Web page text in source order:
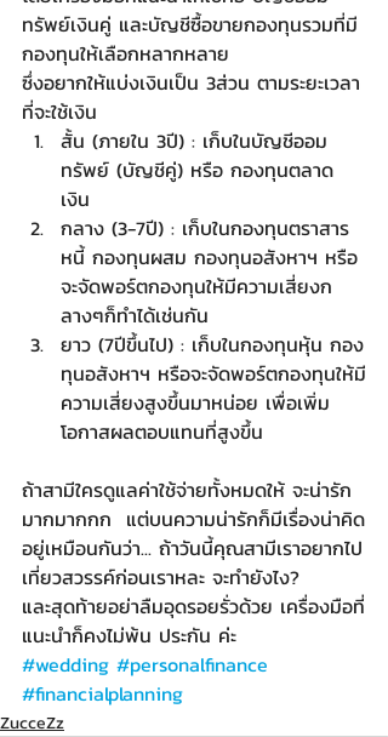
ทรัพย์เงินคู่ และบัญชีซื้อขายกองทุนรวมที่มี
กองทุนให้เลือกหลากหลาย
ซึ่งอยากให้แบ่งเงินเป็น 3ส่วน ตามระยะเวลา
ที่จะใช้เงิน
สั้น (ภายใน 3ปี) : เก็บในบัญชีออม
ทรัพย์ (บัญชีคู่) หรือ กองทุนตลาด
เงิน
กลาง (3-7ปี) : เก็บในกองทุนตราสาร
หนี้ กองทุนผสม กองทุนอสังหาฯ หรือ
จะจัดพอร์ตกองทุนให้มีความเสี่ยงก
ลางๆก็ทำได้เช่นกัน
ยาว (7ปีขึ้นไป) : เก็บในกองทุนหุ้น กอง
ทุนอสังหาฯ หรือจะจัดพอร์ตกองทุนให้มี
ความเสี่ยงสูงขึ้นมาหน่อย เพื่อเพิ่ม
โอกาสผลตอบแทนที่สูงขึ้น
ถ้าสามีใครดูแลค่าใช้จ่ายทั้งหมดให้ จะน่ารัก
มากมากกก  แต่บนความน่ารักก็มีเรื่องน่าคิด
อยู่เหมือนกันว่า... ถ้าวันนี้คุณสามีเราอยากไป
เที่ยวสวรรค์ก่อนเราหละ จะทำยังไง?
และสุดท้ายอย่าลืมอุดรอยรั่วด้วย เครื่องมือที่
แนะนำก็คงไม่พ้น ประกัน ค่ะ
#wedding #personalfinance
#financialplanning
ZucceZz